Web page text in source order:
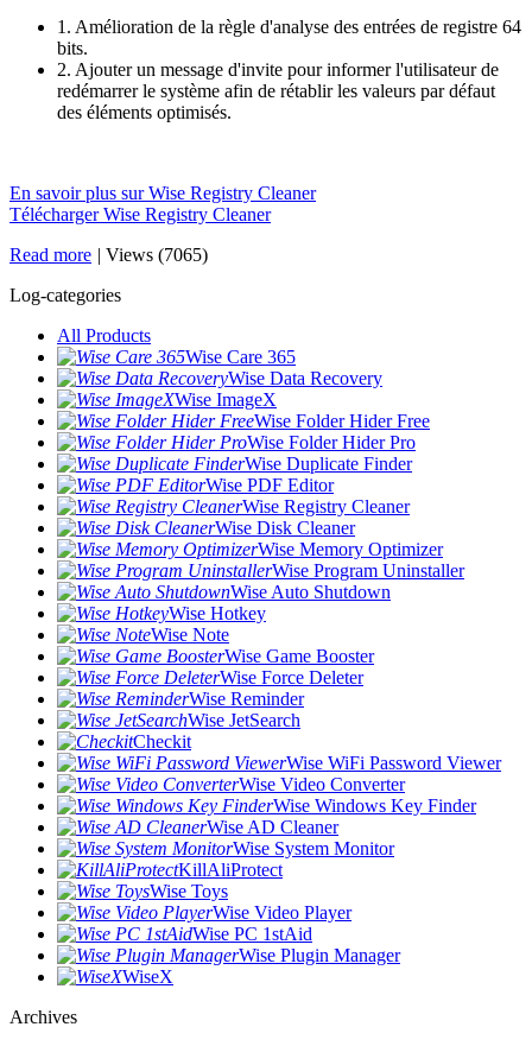
1. Amélioration de la règle d'analyse des entrées de registre 64
bits.
2. Ajouter un message d'invite pour informer l'utilisateur de
redémarrer le système afin de rétablir les valeurs par défaut
des éléments optimisés.
En savoir plus sur Wise Registry Cleaner
Télécharger Wise Registry Cleaner
Read more | Views (7065)
Log-categories
All Products
Wise Care 365
Wise Data Recovery
Wise ImageX
Wise Folder Hider Free
Wise Folder Hider Pro
Wise Duplicate Finder
Wise PDF Editor
Wise Registry Cleaner
Wise Disk Cleaner
Wise Memory Optimizer
Wise Program Uninstaller
Wise Auto Shutdown
Wise Hotkey
Wise Note
Wise Game Booster
Wise Force Deleter
Wise Reminder
Wise JetSearch
Checkit
Wise WiFi Password Viewer
Wise Video Converter
Wise Windows Key Finder
Wise AD Cleaner
Wise System Monitor
KillAliProtect
Wise Toys
Wise Video Player
Wise PC 1stAid
Wise Plugin Manager
WiseX
Archives